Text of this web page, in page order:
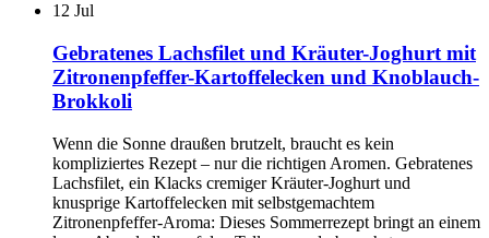
12 Jul
Gebratenes Lachsfilet und Kräuter-Joghurt mit
Zitronenpfeffer-Kartoffelecken und Knoblauch-
Brokkoli
Wenn die Sonne draußen brutzelt, braucht es kein
kompliziertes Rezept – nur die richtigen Aromen. Gebratenes
Lachsfilet, ein Klacks cremiger Kräuter-Joghurt und
knusprige Kartoffelecken mit selbstgemachtem
Zitronenpfeffer-Aroma: Dieses Sommerrezept bringt an einem